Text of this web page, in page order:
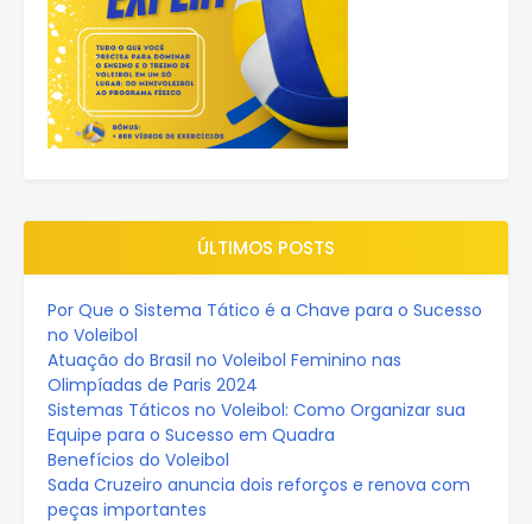
ÚLTIMOS POSTS
Por Que o Sistema Tático é a Chave para o Sucesso
no Voleibol
Atuação do Brasil no Voleibol Feminino nas
Olimpíadas de Paris 2024
Sistemas Táticos no Voleibol: Como Organizar sua
Equipe para o Sucesso em Quadra
Benefícios do Voleibol
Sada Cruzeiro anuncia dois reforços e renova com
peças importantes